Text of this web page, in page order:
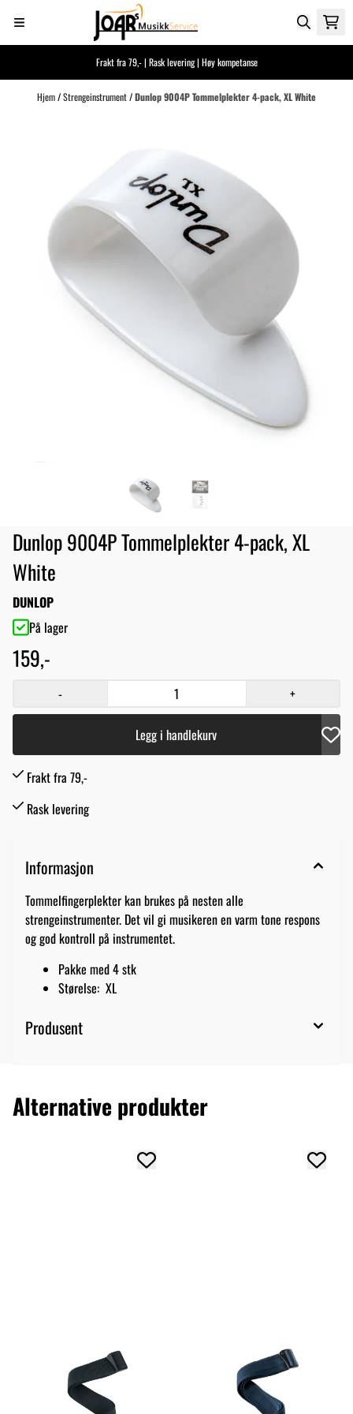
Hopp til innhold
Frakt fra 79,- | Rask levering | Høy kompetanse
Hjem/Strengeinstrument/Dunlop 9004P Tommelplekter 4-pack, XL White
Dunlop 9004P Tommelplekter 4-pack, XL
White
DUNLOP
På lager
159,-
- +
Legg i handlekurv
Frakt fra 79,-
Rask levering
Informasjon
Tommelfingerplekter kan brukes på nesten alle
strengeinstrumenter. Det vil gi musikeren en varm tone respons
og god kontroll på instrumentet.
Pakke med 4 stk
Størelse: XL
Produsent
Alternative produkter